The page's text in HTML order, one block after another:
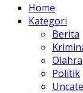
Home
Kategori
Berita
Politik